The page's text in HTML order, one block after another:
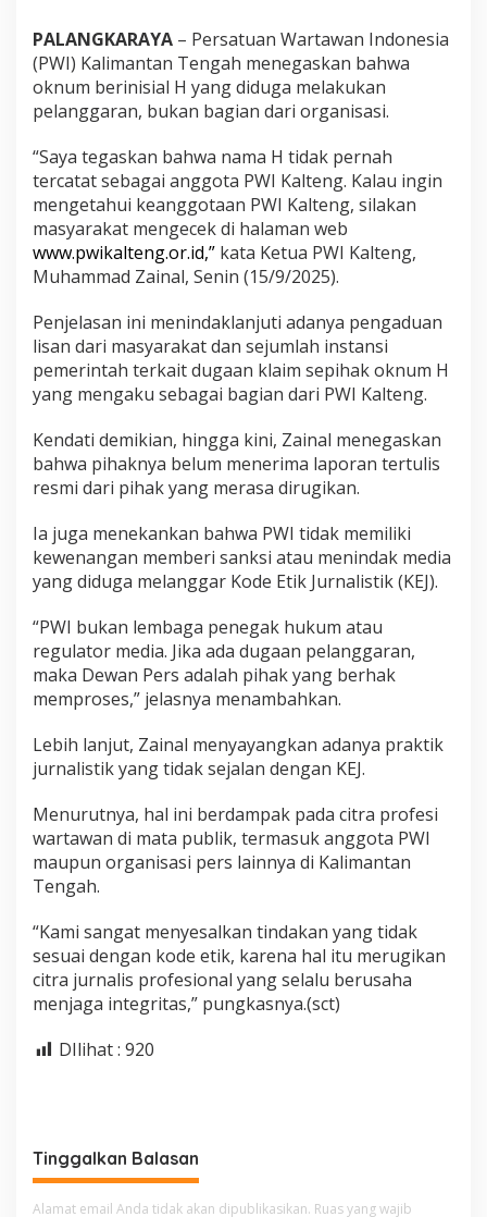
PALANGKARAYA – Persatuan Wartawan Indonesia
(PWI) Kalimantan Tengah menegaskan bahwa
oknum berinisial H yang diduga melakukan
pelanggaran, bukan bagian dari organisasi.
“Saya tegaskan bahwa nama H tidak pernah
tercatat sebagai anggota PWI Kalteng. Kalau ingin
mengetahui keanggotaan PWI Kalteng, silakan
masyarakat mengecek di halaman web
www.pwikalteng.or.id,” kata Ketua PWI Kalteng,
Muhammad Zainal, Senin (15/9/2025).
Penjelasan ini menindaklanjuti adanya pengaduan
lisan dari masyarakat dan sejumlah instansi
pemerintah terkait dugaan klaim sepihak oknum H
yang mengaku sebagai bagian dari PWI Kalteng.
Kendati demikian, hingga kini, Zainal menegaskan
bahwa pihaknya belum menerima laporan tertulis
resmi dari pihak yang merasa dirugikan.
Ia juga menekankan bahwa PWI tidak memiliki
kewenangan memberi sanksi atau menindak media
yang diduga melanggar Kode Etik Jurnalistik (KEJ).
“PWI bukan lembaga penegak hukum atau
regulator media. Jika ada dugaan pelanggaran,
maka Dewan Pers adalah pihak yang berhak
memproses,” jelasnya menambahkan.
Lebih lanjut, Zainal menyayangkan adanya praktik
jurnalistik yang tidak sejalan dengan KEJ.
Menurutnya, hal ini berdampak pada citra profesi
wartawan di mata publik, termasuk anggota PWI
maupun organisasi pers lainnya di Kalimantan
Tengah.
“Kami sangat menyesalkan tindakan yang tidak
sesuai dengan kode etik, karena hal itu merugikan
citra jurnalis profesional yang selalu berusaha
menjaga integritas,” pungkasnya.(sct)
DIlihat : 920
Tinggalkan Balasan
Alamat email Anda tidak akan dipublikasikan. Ruas yang wajib